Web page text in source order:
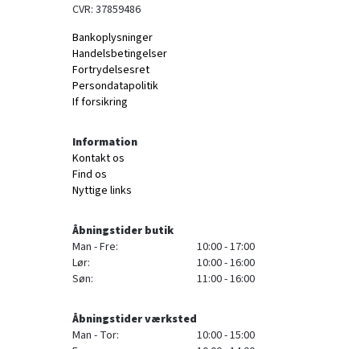
CVR: 37859486
Bankoplysninger
Handelsbetingelser
Fortrydelsesret
Persondatapolitik
If forsikring
Information
Kontakt os
Find os
Nyttige links
Åbningstider butik
Man - Fre:
10:00 - 17:00
Lør:
10:00 - 16:00
Søn:
11:00 - 16:00
Åbningstider værksted
Man - Tor:
10:00 - 15:00